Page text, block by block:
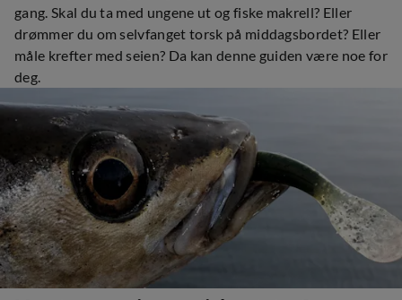
gang. Skal du ta med ungene ut og fiske makrell? Eller
drømmer du om selvfanget torsk på middagsbordet? Eller
måle krefter med seien? Da kan denne guiden være noe for
deg.